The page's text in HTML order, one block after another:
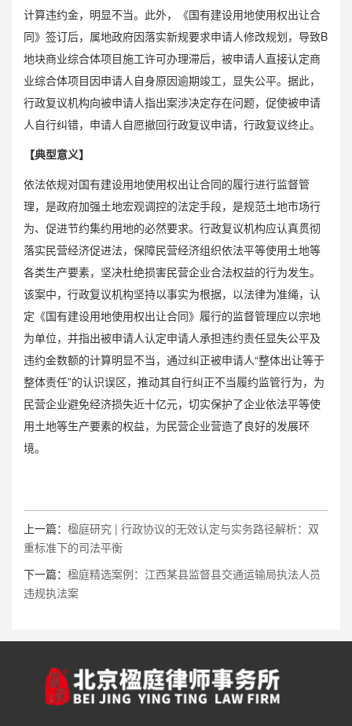
计算违约金，明显不当。此外，《国有建设用地使用权出让合
同》签订后，属地政府因落实新规要求申请人修改规划，导致B
地块商业综合体项目施工许可办理滞后，被申请人直接认定商
业综合体项目因申请人自身原因逾期竣工，显失公平。据此，
行政复议机构向被申请人指出案涉决定存在问题，促使被申请
人自行纠错，申请人自愿撤回行政复议申请，行政复议终止。
【典型意义】
依法依规对国有建设用地使用权出让合同的履行进行监督管
理，是政府加强土地宏观调控的法定手段，是规范土地市场行
为、促进节约集约用地的必然要求。行政复议机构应认真贯彻
落实民营经济促进法，保障民营经济组织依法平等使用土地等
各类生产要素，坚决杜绝损害民营企业合法权益的行为发生。
该案中，行政复议机构坚持以事实为根据，以法律为准绳，认
定《国有建设用地使用权出让合同》履行的监督管理应以宗地
为单位，并指出被申请人认定申请人承担违约责任显失公平及
违约金数额的计算明显不当，通过纠正被申请人“整体出让等于
整体责任”的认识误区，推动其自行纠正不当履约监管行为，为
民营企业避免经济损失近十亿元，切实保护了企业依法平等使
用土地等生产要素的权益，为民营企业营造了良好的发展环
境。
上一篇： 楹庭研究 | 行政协议的无效认定与实务路径解析：双
重标准下的司法平衡
下一篇： 楹庭精选案例：江西某县监督县交通运输局执法人员
违规执法案